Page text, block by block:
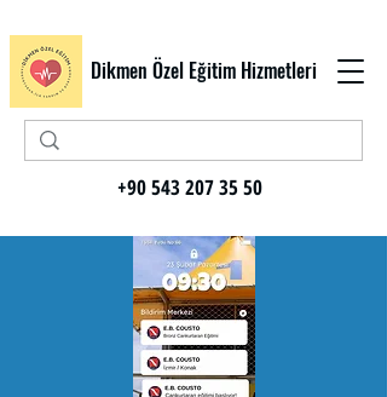
Dikmen Özel Eğitim Hizmetleri
+90 543 207 35 50